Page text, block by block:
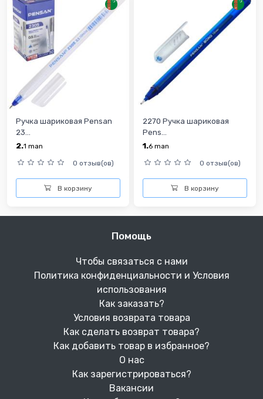
Ручка шариковая Pensan
23...
2.1 man
0 отзыв(ов)
В корзину
2270 Ручка шариковая
Pens...
1.6 man
0 отзыв(ов)
В корзину
Помощь
Чтобы связаться с нами
Политика конфиденциальности и Условия
использования
Как заказать?
Условия возврата товара
Как сделать возврат товара?
Как добавить товар в избранное?
О нас
Как зарегистрироваться?
Вакансии